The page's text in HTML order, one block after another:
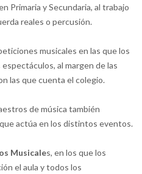
Primaria y Secundaria, al trabajo
reales o percusión.
musicales en las que los
al margen de las
las que cuenta el colegio.
de música también
que actúa en los distintos eventos.
Musicales, en los que los
el aula y todos los